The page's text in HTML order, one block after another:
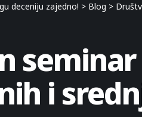
deceniju zajedno! > Blog >
i